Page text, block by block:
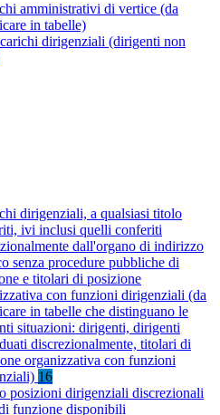
amministrativi di vertice (da
in tabelle)
dirigenziali (dirigenti non
dirigenziali, a qualsiasi titolo
ivi inclusi quelli conferiti
dall'organo di indirizzo
senza procedure pubbliche di
e titolari di posizione
con funzioni dirigenziali (da
in tabelle che distinguano le
situazioni: dirigenti, dirigenti
discrezionalmente, titolari di
organizzativa con funzioni
16
posizioni dirigenziali discrezionali
funzione disponibili